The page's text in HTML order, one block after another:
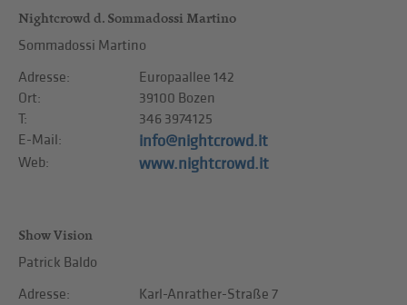
Nightcrowd d. Sommadossi Martino
Sommadossi Martino
Adresse:
Europaallee 142
Ort:
39100 Bozen
T:
346 3974125
E-Mail:
info@nightcrowd.it
Web: www.nightcrowd.it
Show Vision
Patrick Baldo
Adresse:
Karl-Anrather-Straße 7